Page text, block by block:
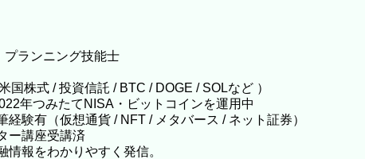
プランニング技能士
国株式 / 投資信託 / BTC / DOGE / SOLなど ）
年つみたてNISA・ビットコインを運用中
経験有（仮想通貨 / NFT / メタバース / ネット証券）
ー講座受講済
情報をわかりやすく発信。